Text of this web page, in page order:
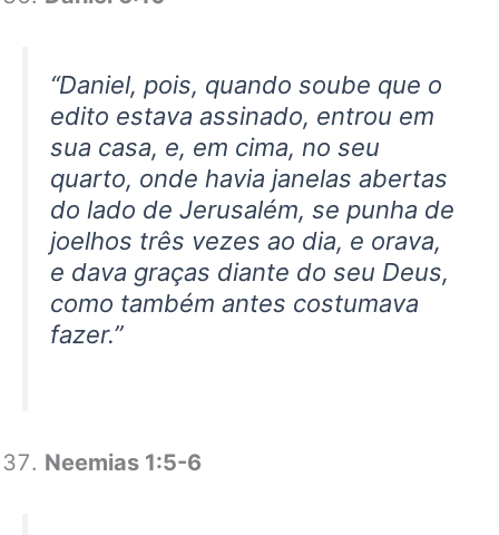
“Daniel, pois, quando soube que o
edito estava assinado, entrou em
sua casa, e, em cima, no seu
quarto, onde havia janelas abertas
do lado de Jerusalém, se punha de
joelhos três vezes ao dia, e orava,
e dava graças diante do seu Deus,
como também antes costumava
fazer.”
Neemias 1:5-6